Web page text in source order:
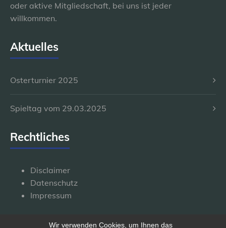
oder aktive Mitgliedschaft, bei uns ist jeder
willkommen.
Aktuelles
Osterturnier 2025
Spieltag vom 29.03.2025
Rechtliches
Disclaimer
Datenschutz
Impressum
Wir verwenden Cookies, um Ihnen das